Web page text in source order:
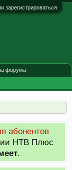
зарегистрироваться
абонентов
НТВ Плюс
.
форума